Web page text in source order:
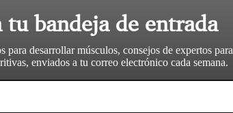
tu bandeja de entrada
para desarrollar músculos, consejos de expertos para
enviados a tu correo electrónico cada semana.